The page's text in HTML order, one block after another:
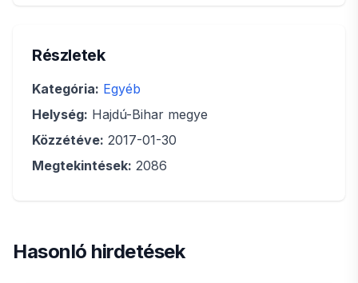
Részletek
Kategória: Egyéb
Helység: Hajdú-Bihar megye
Közzétéve: 2017-01-30
Megtekintések: 2086
Hasonló hirdetések